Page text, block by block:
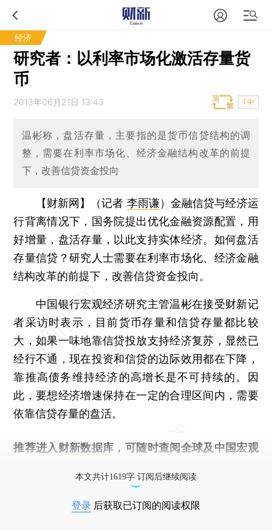
经济
研究者：以利率市场化激活存量货
币
2013年06月21日 13:43 T中
温彬称，盘活存量，主要指的是货币信贷结构的调
整，需要在利率市场化、经济金融结构改革的前提
下，改善信贷资金投向
【财新网】（记者 李雨谦） 金融信贷与经济运
行背离情况下，国务院提出优化金融资源配置，用
好增量，盘活存量，以此支持实体经济。如何盘活
存量信贷？研究人士需要在利率市场化、经济金融
结构改革的前提下，改善信贷资金投向。
中国银行宏观经济研究主管温彬在接受财新记
者采访时表示，目前货币存量和信贷存量都比较
大，如果一味地靠信贷投放支持经济复苏，显然已
经行不通，现在投资和信贷的边际效用都在下降，
靠推高债务维持经济的高增长是不可持续的。因
此，要想经济增速保持在一定的合理区间内，需要
依靠信贷存量的盘活。
推荐进入 财新数据库 ，可随时查阅全球及中国宏观
本文共计1619字 订阅后继续阅读
登录 后获取已订阅的阅读权限